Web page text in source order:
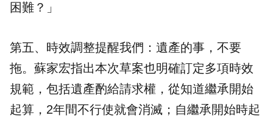
困難？」
第五、時效調整提醒我們：遺產的事，不要
拖。蘇家宏指出本次草案也明確訂定多項時效
規範，包括遺產酌給請求權，從知道繼承開始
起算，2年間不行使就會消滅；自繼承開始時起